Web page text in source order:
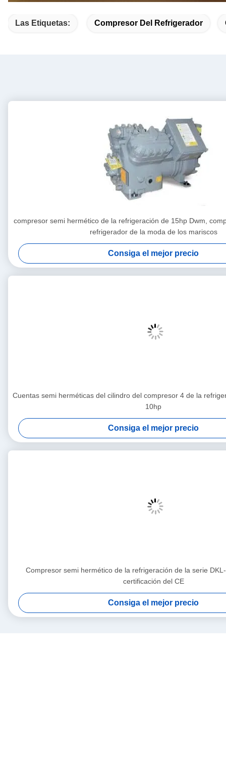
Las Etiquetas: Compresor Del Refrigerador
compresor semi hermético de la refrigeración de 15hp Dwm,
refrigerador de la moda de los mariscos
Consiga el mejor precio
Cuentas semi herméticas del cilindro del compresor 4 de la
10hp
Consiga el mejor precio
Compresor semi hermético de la refrigeración de la serie
certificación del CE
Consiga el mejor precio